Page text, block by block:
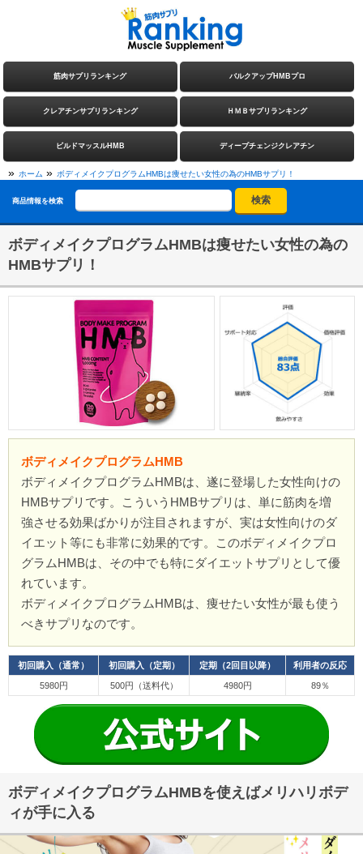
筋肉サプリランキング バルクアップHMBプロ
クレアチンサプリランキング ＨＭＢサプリランキング
ビルドマッスルHMB ディープチェンジクレアチン
» ホーム » ボディメイクプログラムHMBは痩せたい女性の為のHMBサプリ！
商品情報を検索
ボディメイクプログラムHMBは痩せたい女性の為の
HMBサプリ！
ボディメイクプログラムHMB
ボディメイクプログラムHMBは、遂に登場した女性向けの
HMBサプリです。こういうHMBサプリは、単に筋肉を増
強させる効果ばかりが注目されますが、実は女性向けのダ
イエット等にも非常に効果的です。このボディメイクプロ
グラムHMBは、その中でも特にダイエットサプリとして優
れています。
ボディメイクプログラムHMBは、痩せたい女性が最も使う
べきサプリなのです。
初回購入（通常） 初回購入（定期） 定期（2回目以降） 利用者の反応
5980円 500円（送料代） 4980円 89％
ボディメイクプログラムHMBを使えばメリハリボデ
ィが手に入る